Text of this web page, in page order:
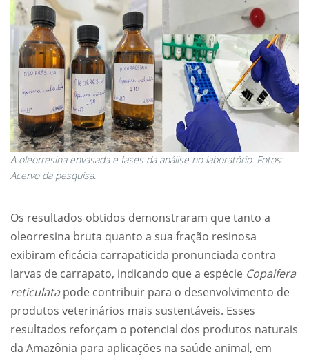
A oleorresina envasada e fases da análise no laboratório. Fotos:
Acervo da pesquisa.
Os resultados obtidos demonstraram que tanto a
oleorresina bruta quanto a sua fração resinosa
exibiram eficácia carrapaticida pronunciada contra
larvas de carrapato, indicando que a espécie Copaifera
reticulatapode contribuir para o desenvolvimento de
produtos veterinários mais sustentáveis. Esses
resultados reforçam o potencial dos produtos naturais
da Amazônia para aplicações na saúde animal, em